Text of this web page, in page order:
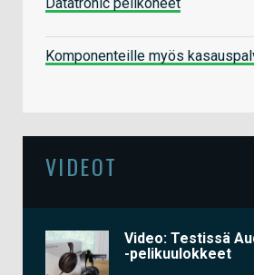
Komponenteille myös
VIDEOT
Video: Testissä
-pelikuulokkeet